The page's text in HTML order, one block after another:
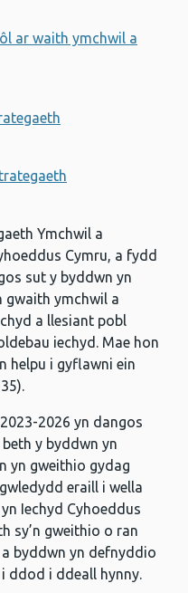
ar waith ymchwil a
Ymchwil a
Cymru, a fydd
sut y byddwn yn
gwaith ymchwil a
a llesiant pobl
iechyd. Mae hon
helpu i gyflawni ein
2026 yn dangos
y byddwn yn
yn gweithio gydag
eraill i wella
Iechyd Cyhoeddus
sy’n gweithio o ran
byddwn yn defnyddio
ddod i ddeall hynny.